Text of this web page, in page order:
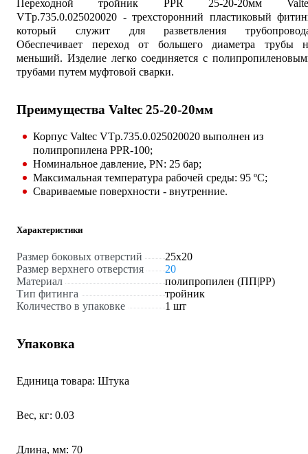
Переходной тройник PPR 25-20-20мм
VTp.735.0.025020020 - трехсторонний пластиковый
который служит для разветвления
Обеспечивает переход от большего диаметра трубы
меньший. Изделие легко соединяется с
трубами путем муфтовой сварки.
Преимущества Valtec 25-20-20мм
Корпус Valtec VTp.735.0.025020020 выполнен из
полипропилена PPR-100;
Номинальное давление, PN: 25 бар;
Максимальная температура рабочей среды: 95 ºС;
Свариваемые поверхности - внутренние.
Характеристики
Размер боковых отверстий
25х20
Размер верхнего отверстия
20
Материал
полипропилен (ПП|PP)
Тип фитинга
тройник
Количество в упаковке
1 шт
Упаковка
Единица товара: Штука
Вес, кг: 0.03
Длина, мм: 70